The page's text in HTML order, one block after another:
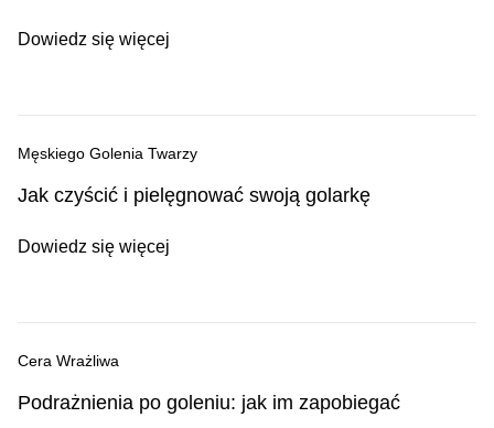
Dowiedz się więcej
Męskiego Golenia Twarzy
Jak czyścić i pielęgnować swoją golarkę
Dowiedz się więcej
Cera Wrażliwa
Podrażnienia po goleniu: jak im zapobiegać